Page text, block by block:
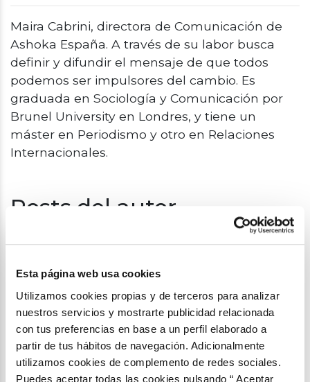
Esta página web usa cookies
Utilizamos cookies propias y de terceros para analizar
nuestros servicios y mostrarte publicidad relacionada
con tus preferencias en base a un perfil elaborado a
partir de tus hábitos de navegación. Adicionalmente
utilizamos cookies de complemento de redes sociales.
Puedes aceptar todas las cookies pulsando “ Aceptar
Maira Cabrini, directora de Comunicación de
Ashoka España. A través de su labor busca
definir y difundir el mensaje de que todos
podemos ser impulsores del cambio. Es
graduada en Sociología y Comunicación por
Brunel University en Londres, y tiene un
máster en Periodismo y otro en Relaciones
Internacionales.
Posts del autor